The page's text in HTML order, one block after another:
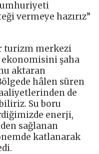
vermeye hazırız”
turizm merkezi
şaha
aktaran
hâlen süren
de
Su boru
enerji,
sağlanan
katlanarak